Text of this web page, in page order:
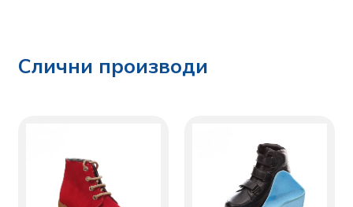
Слични производи